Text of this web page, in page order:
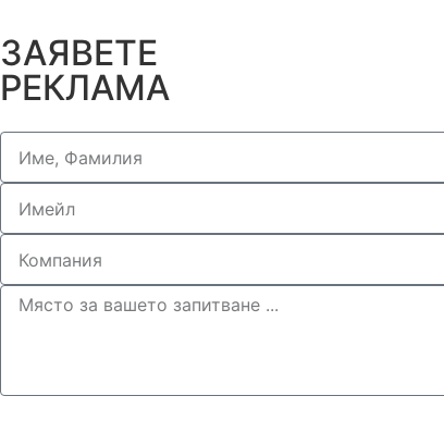
ЗАЯВЕТЕ
РЕКЛАМА